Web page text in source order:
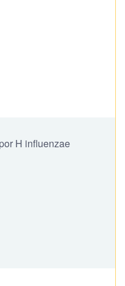
H influenzae